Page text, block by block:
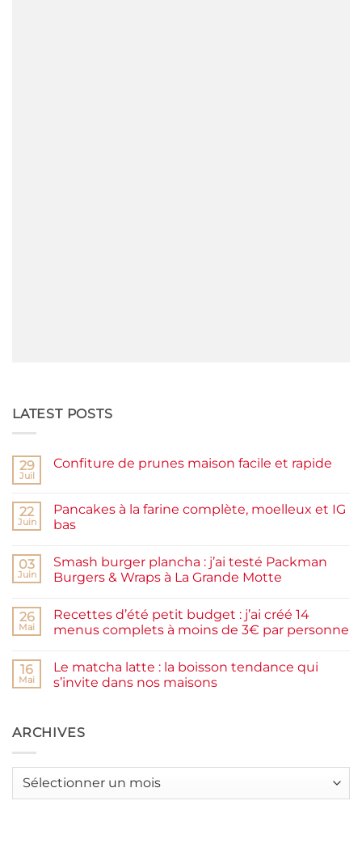
LATEST POSTS
29
Juil
Confiture de prunes maison facile et rapide
Confiture
de
prunes
et
rapide
22
Juin
Pancakes à la farine complète, moelleux et IG
bas
sur
Pancakes
à
complète,
moelleux
et
03
Juin
Smash burger plancha : j’ai testé Packman
Burgers & Wraps à La Grande Motte
sur
Smash
burger
testé
Packman
Burgers &
Grande
Motte
26
Mai
Recettes d’été petit budget : j’ai créé 14
menus complets à moins de 3€ par personne
sur
Recettes
d’été
j’ai
créé
à
16
Mai
Le matcha latte : la boisson tendance qui
s’invite dans nos maisons
Le
matcha
boisson
ARCHIVES
Archives